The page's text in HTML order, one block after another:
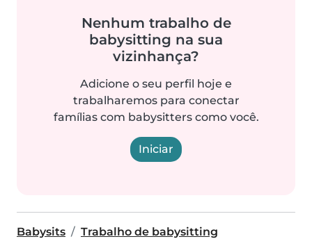
Nenhum trabalho de
babysitting na sua
vizinhança?
Adicione o seu perfil hoje e
trabalharemos para conectar
famílias com babysitters como você.
Iniciar
Babysits
Trabalho de babysitting